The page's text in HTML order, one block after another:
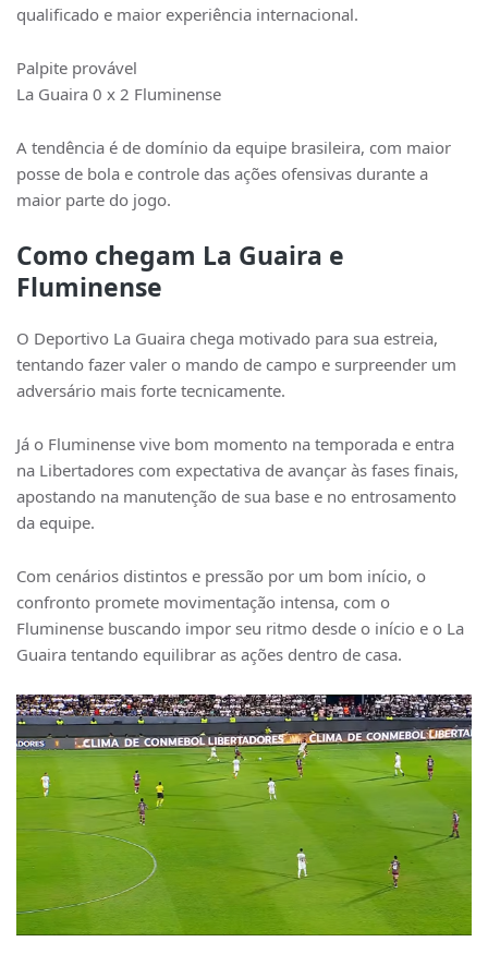
qualificado e maior experiência internacional.
Palpite provável
La Guaira 0 x 2 Fluminense
A tendência é de domínio da equipe brasileira, com maior
posse de bola e controle das ações ofensivas durante a
maior parte do jogo.
Como chegam La Guaira e
Fluminense
O Deportivo La Guaira chega motivado para sua estreia,
tentando fazer valer o mando de campo e surpreender um
adversário mais forte tecnicamente.
Já o Fluminense vive bom momento na temporada e entra
na Libertadores com expectativa de avançar às fases finais,
apostando na manutenção de sua base e no entrosamento
da equipe.
Com cenários distintos e pressão por um bom início, o
confronto promete movimentação intensa, com o
Fluminense buscando impor seu ritmo desde o início e o La
Guaira tentando equilibrar as ações dentro de casa.